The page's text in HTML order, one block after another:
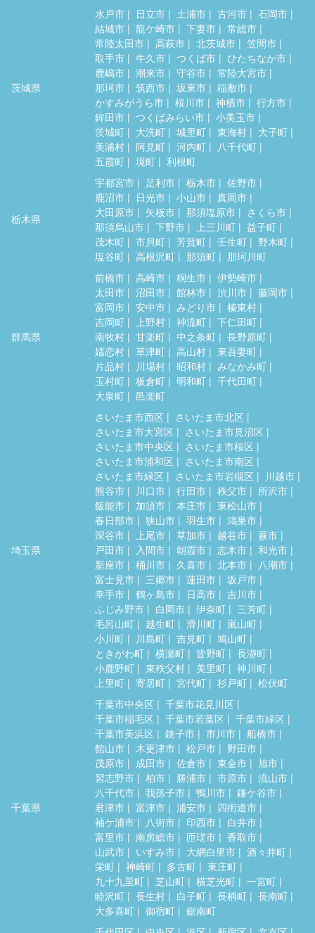
茨城県
水戸市 日立市 土浦市 古河市
石岡市
結城市
龍ケ崎市 下妻市
常総市
常陸太田市
高萩市 北茨城市
笠間市
取手市
牛久市 つくば市
ひたちなか市
鹿嶋市
潮来市 守谷市
常陸大宮市
那珂市
筑西市 坂東市
稲敷市
かすみがうら市
桜川市 神栖市
行方市
鉾田市
つくばみらい市
小美玉市
茨城町
大洗町 城里町 東海村
大子町
美浦村
阿見町 河内町
八千代町
五霞町
境町 利根町
栃木県
宇都宮市 足利市 栃木市
佐野市
鹿沼市
日光市 小山市
真岡市
大田原市
矢板市 那須塩原市
さくら市
那須烏山市
下野市 上三川町
益子町
茂木町
市貝町 芳賀町 壬生町
野木町
塩谷町
高根沢町 那須町 那珂川町
群馬県
前橋市 高崎市 桐生市
伊勢崎市
太田市
沼田市 館林市 渋川市
藤岡市
富岡市
安中市 みどり市
榛東村
吉岡町
上野村 神流町
下仁田町
南牧村
甘楽町 中之条町
長野原町
嬬恋村
草津町 高山村
東吾妻町
片品村
川場村 昭和村
みなかみ町
玉村町
板倉町 明和町
千代田町
大泉町
邑楽町
埼玉県
さいたま市西区
さいたま市北区
さいたま市大宮区
さいたま市見沼区
さいたま市中央区
さいたま市桜区
さいたま市浦和区
さいたま市南区
さいたま市緑区
さいたま市岩槻区
川越市
熊谷市
川口市 行田市 秩父市
所沢市
飯能市
加須市 本庄市
東松山市
春日部市
狭山市 羽生市
鴻巣市
深谷市
上尾市 草加市 越谷市
蕨市
戸田市
入間市 朝霞市 志木市
和光市
新座市
桶川市 久喜市 北本市
八潮市
富士見市
三郷市 蓮田市
坂戸市
幸手市
鶴ヶ島市 日高市
吉川市
ふじみ野市
白岡市 伊奈町
三芳町
毛呂山町
越生町 滑川町
嵐山町
小川町
川島町 吉見町
鳩山町
ときがわ町
横瀬町 皆野町
長瀞町
小鹿野町
東秩父村 美里町
神川町
上里町
寄居町 宮代町 杉戸町 松伏町
千葉県
千葉市中央区
千葉市花見川区
千葉市稲毛区
千葉市若葉区
千葉市緑区
千葉市美浜区
銚子市 市川市
船橋市
館山市
木更津市 松戸市
野田市
茂原市
成田市 佐倉市 東金市
旭市
習志野市
柏市 勝浦市 市原市
流山市
八千代市
我孫子市 鴨川市
鎌ケ谷市
君津市
富津市 浦安市
四街道市
袖ケ浦市
八街市 印西市
白井市
富里市
南房総市 匝瑳市
香取市
山武市
いすみ市 大網白里市
酒々井町
栄町
神崎町 多古町
東庄町
九十九里町
芝山町 横芝光町
一宮町
睦沢町
長生村 白子町 長柄町
長南町
大多喜町
御宿町
鋸南町